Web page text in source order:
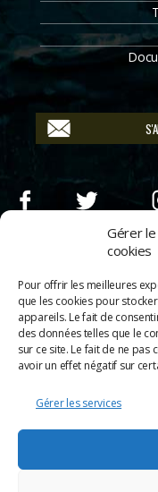
Gérer
cookies
Pour offrir les meilleures
que les cookies pour
appareils. Le fait de
des données telles que le
sur ce site. Le fait de ne
avoir un effet négatif sur
Gérer les services
©